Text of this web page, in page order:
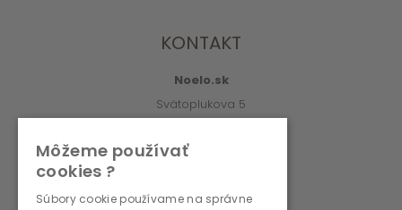
KONTAKT
Noelo.sk
Svätoplukova 5
info@noelo.sk
Môžeme používať
cookies ?
Súbory cookie používame na správne